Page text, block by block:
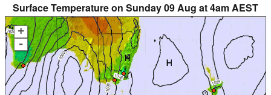
Surface Temperature on Sunday 09 Aug at 4am AEST
+
-